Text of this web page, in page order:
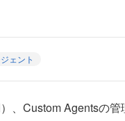
ェント
、Custom Agentsの